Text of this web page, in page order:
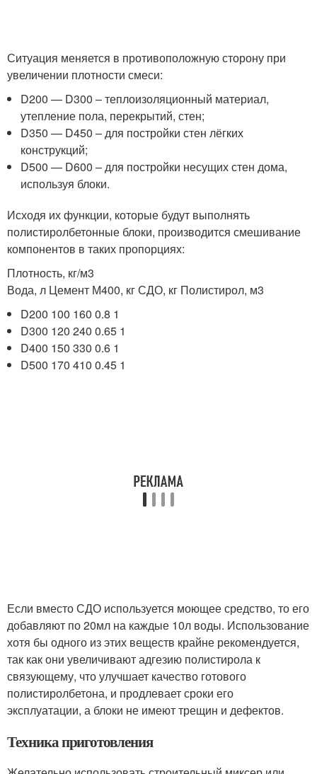
Ситуация меняется в противоположную сторону при
увеличении плотности смеси:
D200 — D300 – теплоизоляционный материал,
утепление пола, перекрытий, стен;
D350 — D450 – для постройки стен лёгких
конструкций;
D500 — D600 – для постройки несущих стен дома,
используя блоки.
Исходя их функции, которые будут выполнять
полистиролбетонные блоки, производится смешивание
компонентов в таких пропорциях:
Плотность, кг/м3
Вода, л Цемент М400, кг СДО, кг Полистирол, м3
D200 100 160 0.8 1
D300 120 240 0.65 1
D400 150 330 0.6 1
D500 170 410 0.45 1
Если вместо СДО используется моющее средство, то его
добавляют по 20мл на каждые 10л воды. Использование
хотя бы одного из этих веществ крайне рекомендуется,
так как они увеличивают адгезию полистирола к
связующему, что улучшает качество готового
полистиролбетона, и продлевает сроки его
эксплуатации, а блоки не имеют трещин и дефектов.
Техника приготовления